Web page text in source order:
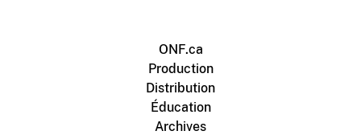
ONF.ca
Production
Distribution
Éducation
Archives